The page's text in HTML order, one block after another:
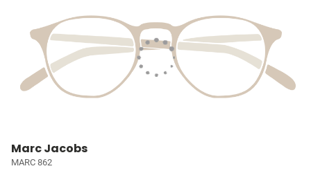
Marc Jacobs
MARC 862